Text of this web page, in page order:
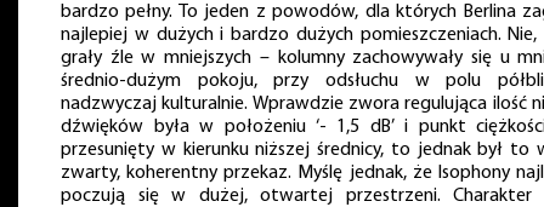
bardzo pełny. To jeden z powodów, dla których Berlina
najlepiej w dużych i bardzo dużych pomieszczeniach. Nie,
grały źle w mniejszych – kolumny zachowywały się u
średnio-dużym pokoju, przy odsłuchu w polu
nadzwyczaj kulturalnie. Wprawdzie zwora regulująca ilość
dźwięków była w położeniu ‘- 1,5 dB’ i punkt
przesunięty w kierunku niższej średnicy, to jednak był to
zwarty, koherentny przekaz. Myślę jednak, że Isophony
poczują się w dużej, otwartej przestrzeni. Charakter